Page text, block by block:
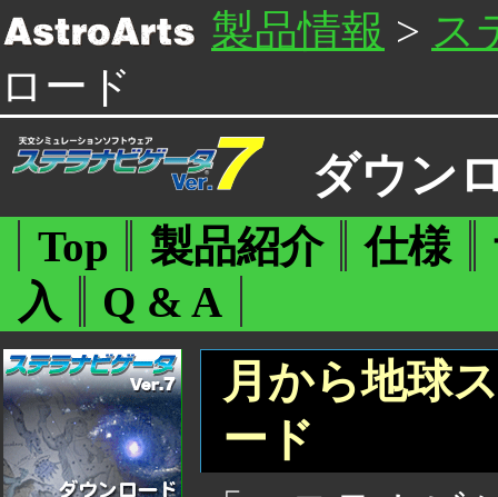
製品情報 > ス
ロード
ダウン
Top 製品紹介 仕様
入
Q & A
月から地球
ード